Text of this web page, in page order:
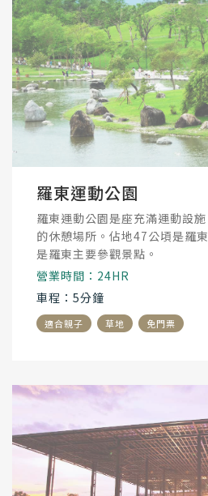
羅東運動公園
羅東運動公園是座充滿運動設
的休憩場所。佔地47公頃是羅
是羅東主要參觀景點。
營業時間：24HR
車程：5分鐘
適合親子 草地 免門票